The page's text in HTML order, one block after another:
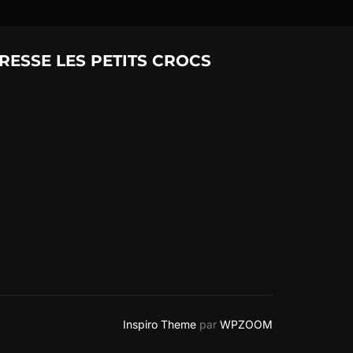
LES PETITS CROCS
Inspiro Theme par WPZOOM